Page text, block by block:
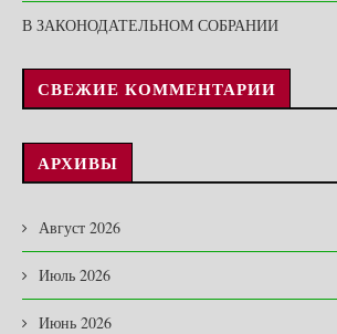
В ЗАКОНОДАТЕЛЬНОМ СОБРАНИИ
СВЕЖИЕ КОММЕНТАРИИ
АРХИВЫ
Август 2026
Июль 2026
Июнь 2026